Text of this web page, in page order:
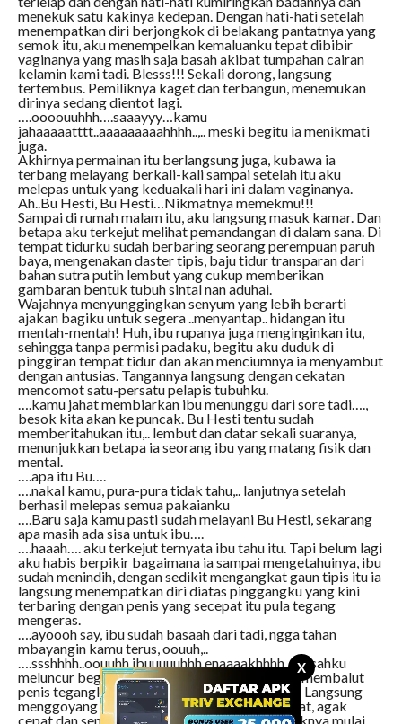
X
menekuk satu kakinya kedepan. Dengan hati-hati setelah
menempatkan diri berjongkok di belakang pantatnya yang
semok itu, aku menempelkan kemaluanku tepat dibibir
vaginanya yang masih saja basah akibat tumpahan cairan
kelamin kami tadi. Blesss!!! Sekali dorong, langsung
tertembus. Pemiliknya kaget dan terbangun, menemukan
dirinya sedang dientot lagi.
….oooouuhhh….saaayyy…kamu
jahaaaaatttt..aaaaaaaaahhhh..,.. meski begitu ia menikmati
juga.
Akhirnya permainan itu berlangsung juga, kubawa ia
terbang melayang berkali-kali sampai setelah itu aku
melepas untuk yang keduakali hari ini dalam vaginanya.
Ah..Bu Hesti, Bu Hesti…Nikmatnya memekmu!!!
Sampai di rumah malam itu, aku langsung masuk kamar. Dan
betapa aku terkejut melihat pemandangan di dalam sana. Di
tempat tidurku sudah berbaring seorang perempuan paruh
baya, mengenakan daster tipis, baju tidur transparan dari
bahan sutra putih lembut yang cukup memberikan
gambaran bentuk tubuh sintal nan aduhai.
Wajahnya menyunggingkan senyum yang lebih berarti
ajakan bagiku untuk segera ..menyantap.. hidangan itu
mentah-mentah! Huh, ibu rupanya juga menginginkan itu,
sehingga tanpa permisi padaku, begitu aku duduk di
pinggiran tempat tidur dan akan menciumnya ia menyambut
dengan antusias. Tangannya langsung dengan cekatan
mencomot satu-persatu pelapis tubuhku.
….kamu jahat membiarkan ibu menunggu dari sore tadi….,
besok kita akan ke puncak. Bu Hesti tentu sudah
memberitahukan itu,.. lembut dan datar sekali suaranya,
menunjukkan betapa ia seorang ibu yang matang fisik dan
mental.
….apa itu Bu….
….nakal kamu, pura-pura tidak tahu,.. lanjutnya setelah
berhasil melepas semua pakaianku
….Baru saja kamu pasti sudah melayani Bu Hesti, sekarang
apa masih ada sisa untuk ibu….
….haaah…. aku terkejut ternyata ibu tahu itu. Tapi belum lagi
aku habis berpikir bagaimana ia sampai mengetahuinya, ibu
sudah menindih, dengan sedikit mengangkat gaun tipis itu ia
langsung menempatkan diri diatas pinggangku yang kini
terbaring dengan penis yang secepat itu pula tegang
mengeras.
….ayoooh say, ibu sudah basaah dari tadi, ngga tahan
mbayangin kamu terus, oouuh,..
….ssshhhh..oouuhh ibuuuuuhhh enaaaakhhhh,.. desahku
meluncur begitu ia menurunkan pantatnya dan membalut
penis tegangku kedalam celah liang vaginanya. Langsung
menggoyang naik turun, pelan, pelan, dipercepat, agak
cepat dan semakin cepat sehingga kini keciplaknya mulai